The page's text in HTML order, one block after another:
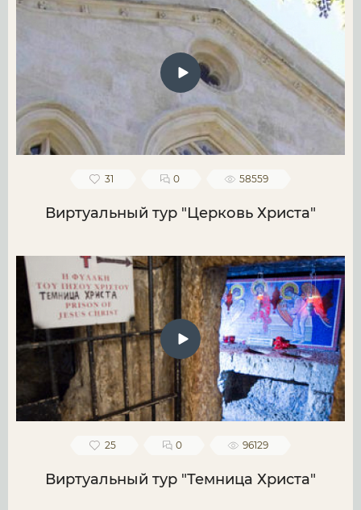
31 0 58559
Виртуальный тур "Церковь Христа"
25 0 96129
Виртуальный тур "Темница Христа"